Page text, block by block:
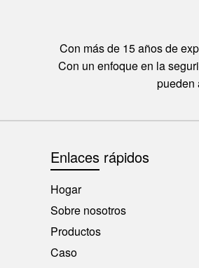
Con más de 15 años de
Con un enfoque en la
pueden
Enlaces rápidos
Hogar
Sobre nosotros
Productos
Caso